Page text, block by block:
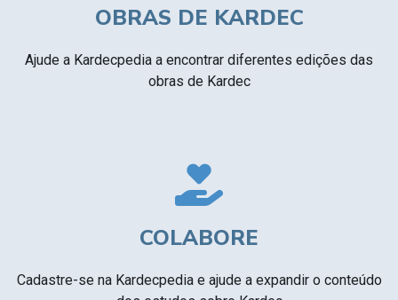
OBRAS DE KARDEC
Ajude a Kardecpedia a encontrar diferentes edições das
obras de Kardec
COLABORE
Cadastre-se na Kardecpedia e ajude a expandir o conteúdo